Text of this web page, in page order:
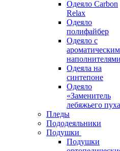
Одеяло Carbon
Relax
Одеяло
полифайбер
Одеяло с
наполнителями
Одеяла на
синтепоне
Одеяло
«Заменитель
лебяжьего
Пледы
Пододеяльники
Подушки
Подушки